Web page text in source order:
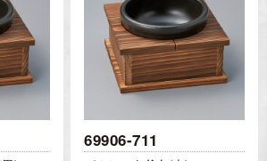
69906-711